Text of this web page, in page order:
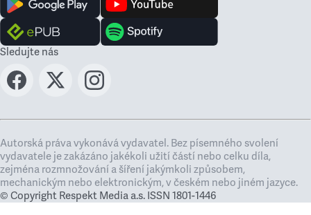
Sledujte nás
Autorská práva vykonává vydavatel. Bez písemného svolení
vydavatele je zakázáno jakékoli užití částí nebo celku díla,
zejména rozmnožování a šíření jakýmkoli způsobem,
mechanickým nebo elektronickým, v českém nebo jiném jazyce.
© Copyright Respekt Media a.s. ISSN 1801-1446